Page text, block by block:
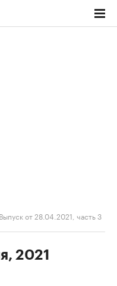
от 28.04.2021, часть 3
2021